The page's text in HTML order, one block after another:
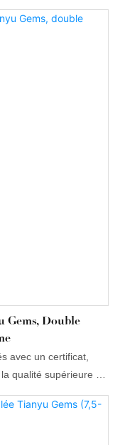
d'oreilles sont lisses
pas, sont
Gems, Double
avec un certificat,
qualité supérieure de